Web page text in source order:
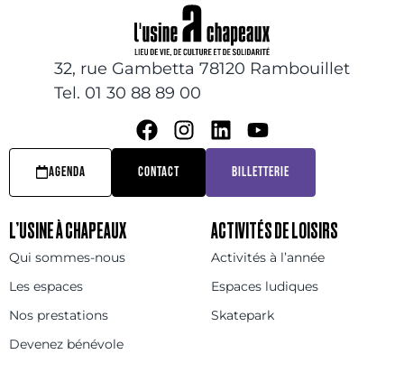
32, rue Gambetta 78120 Rambouillet
Tel. 01 30 88 89 00
AGENDA CONTACT BILLETTERIE
L’USINE À CHAPEAUX
Qui sommes-nous
Les espaces
Nos prestations
Devenez bénévole
ACTIVITÉS DE LOISIRS
Activités à l’année
Espaces ludiques
Skatepark